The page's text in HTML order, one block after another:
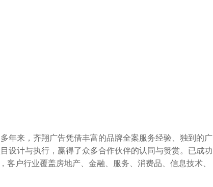
年来，齐翔广告凭借丰富的品牌全案服务经验、独到的广
设计与执行，赢得了众多合作伙伴的认同与赞赏。已成功
客户行业覆盖房地产、金融、服务、消费品、信息技术、